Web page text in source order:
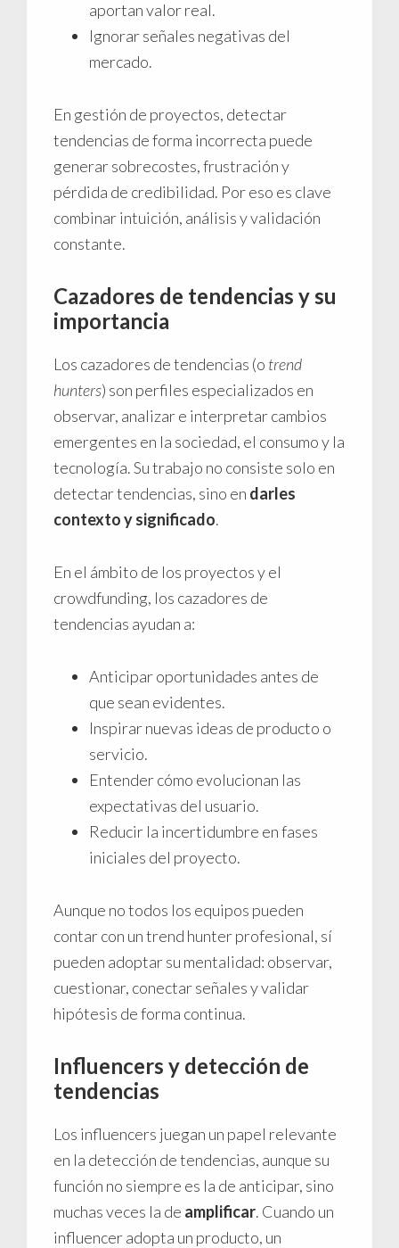
aportan valor real.
Ignorar señales negativas del
mercado.
En gestión de proyectos, detectar
tendencias de forma incorrecta puede
generar sobrecostes, frustración y
pérdida de credibilidad. Por eso es clave
combinar intuición, análisis y validación
constante.
Cazadores de tendencias y su
importancia
Los cazadores de tendencias (o trend
hunters) son perfiles especializados en
observar, analizar e interpretar cambios
emergentes en la sociedad, el consumo y la
tecnología. Su trabajo no consiste solo en
detectar tendencias, sino en darles
contexto y significado.
En el ámbito de los proyectos y el
crowdfunding, los cazadores de
tendencias ayudan a:
Anticipar oportunidades antes de
que sean evidentes.
Inspirar nuevas ideas de producto o
servicio.
Entender cómo evolucionan las
expectativas del usuario.
Reducir la incertidumbre en fases
iniciales del proyecto.
Aunque no todos los equipos pueden
contar con un trend hunter profesional, sí
pueden adoptar su mentalidad: observar,
cuestionar, conectar señales y validar
hipótesis de forma continua.
Influencers y detección de
tendencias
Los influencers juegan un papel relevante
en la detección de tendencias, aunque su
función no siempre es la de anticipar, sino
muchas veces la de amplificar. Cuando un
influencer adopta un producto, un